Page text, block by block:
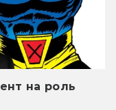
на роль